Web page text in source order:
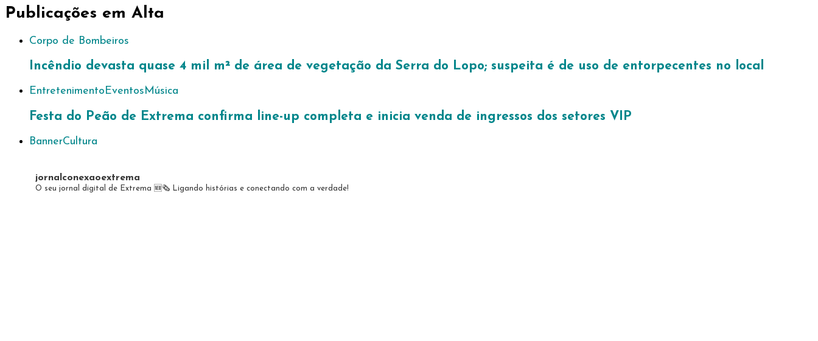
Publicações em Alta
Corpo de Bombeiros
Incêndio devasta quase 4 mil m² de área de vegetação da Serra do Lopo; suspeita é de uso de entorpecentes no local
EntretenimentoEventosMúsica
Festa do Peão de Extrema confirma line-up completa e inicia venda de ingressos dos setores VIP
BannerCultura
jornalconexaoextrema
O seu jornal digital de Extrema 🆕️🗞 Ligando histórias e conectando com a verdade!